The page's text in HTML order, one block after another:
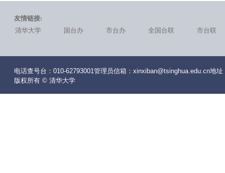
友情链接:
清华大学
国台办 市台办 全国台联 市台联
电话查号台：010-62793001管理员信箱：xinxiban@tsinghua.edu.cn地
版权所有 © 清华大学